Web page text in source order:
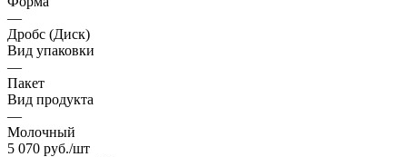
—
Дробс (Диск)
Вид упаковки
—
Пакет
Вид продукта
—
Молочный
5 070 руб./шт